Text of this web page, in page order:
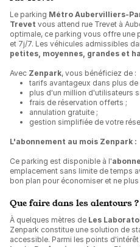
Le parking Métro Aubervilliers-
Trevet vous attend rue Trevet à
optimale, ce parking vous offre une
et 7j/7. Les véhicules admissibles
petites, moyennes, grandes et
Avec Zenpark, vous bénéficiez de :
tarifs avantageux dans plus de
plus d'un million d'utilisateurs
frais de réservation offerts ;
annulation gratuite ;
gestion simplifiée de votre
L'abonnement au mois Zenpark :
Ce parking est disponible à l'
emplacement sans limite de temps
bon plan pour économiser et ne
Que faire dans les alentours ?
À quelques mètres de Les
Zenpark constitue une solution de
accessible. Parmi les points